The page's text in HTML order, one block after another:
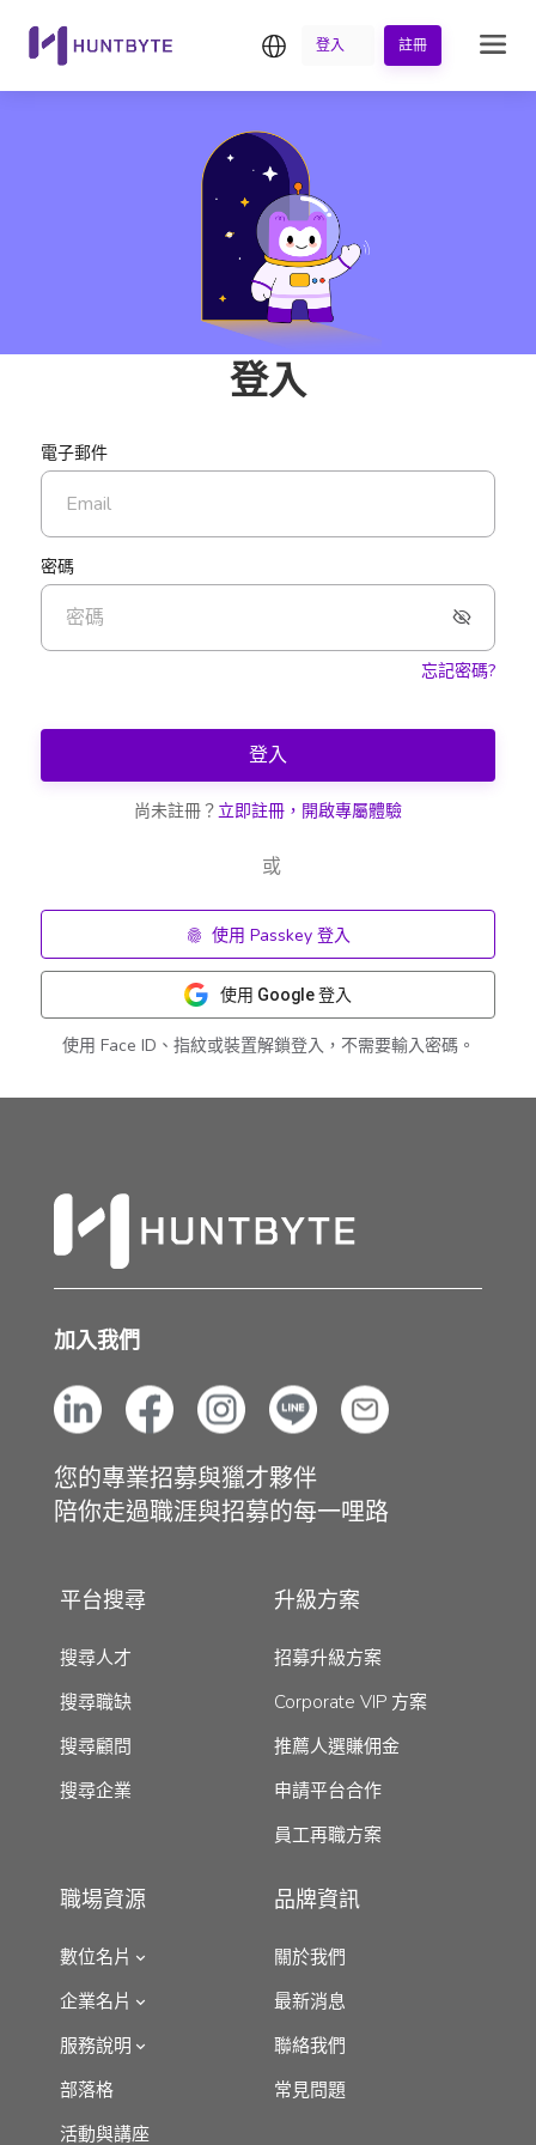
繁中登入 註冊
登入
電子郵件
密碼
忘記密碼?
登入
尚未註冊？立即註冊，開啟專屬體驗
或
使用 Passkey 登入
使用 Google 登入
使用 Face ID、指紋或裝置解鎖登入，不需要輸入密碼。
加入我們
您的專業招募與獵才夥伴
陪你走過職涯與招募的每一哩路
平台搜尋
搜尋人才
搜尋職缺
搜尋顧問
搜尋企業
升級方案
招募升級方案
Corporate VIP 方案
推薦人選賺佣金
申請平台合作
員工再職方案
職場資源
數位名片
企業名片
服務說明
部落格
活動與講座
品牌資訊
關於我們
最新消息
聯絡我們
常見問題